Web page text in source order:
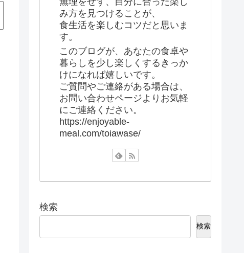
み方を見つけることが、
食生活を楽しむコツだと思いま
す。
このブログが、あなたの食卓や
暮らしを少し楽しくするきっか
けになれば嬉しいです。
ご質問やご連絡がある場合は、
お問い合わせページよりお気軽
にご連絡ください。
https://enjoyable-
meal.com/toiawase/
検索
検索